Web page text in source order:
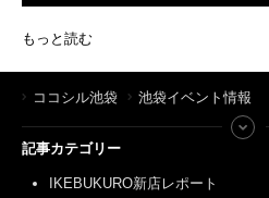
もっと読む
ココシル池袋 池袋イベント情報
記事カテゴリー
IKEBUKURO新店レポート